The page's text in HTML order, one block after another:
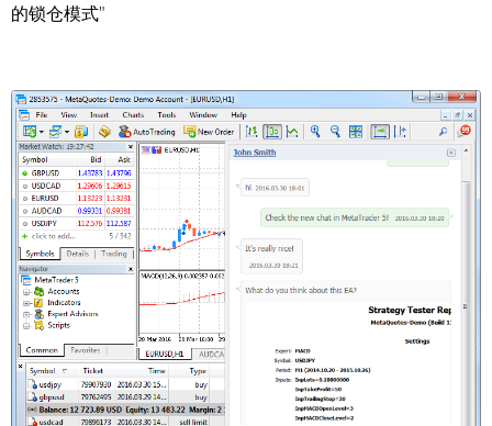
的锁仓模式"